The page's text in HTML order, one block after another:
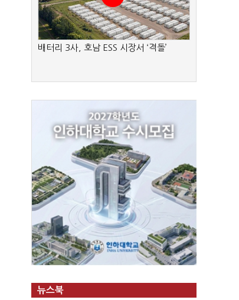
배터리 3사, 호남 ESS 시장서 ‘격돌’
뉴스북